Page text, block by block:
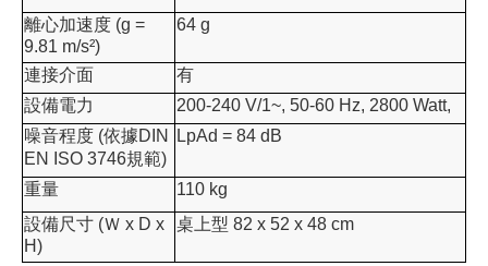
離心加速度 (g =
9.81 m/s²)
64 g
連接介面
有
設備電力
200-240 V/1~, 50-60 Hz, 2800 Watt,
噪音程度 (依據DIN
EN ISO 3746規範)
LpAd = 84 dB
重量
110 kg
設備尺寸 (Ｗ x D x
H)
桌上型 82 x 52 x 48 cm